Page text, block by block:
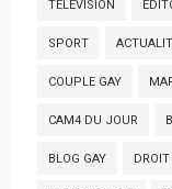
TELEVISION
SPORT
COUPLE GAY
CAM4 DU JOUR
BLOG GAY